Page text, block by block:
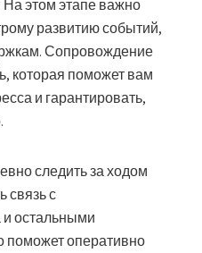
этом этапе важно
развитию событий,
Сопровождение
которая поможет вам
и гарантировать,
следить за ходом
связь с
и остальными
поможет оперативно